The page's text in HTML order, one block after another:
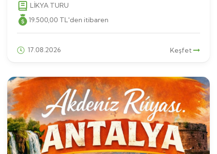
LİKYA TURU
19.500,00 TL'den itibaren
17.08.2026 Keşfet